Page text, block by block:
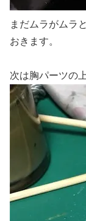
まだムラがムラ
おきます。
次は胸パーツの